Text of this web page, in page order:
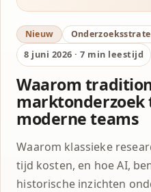
Nieuw
8 juni 2026 · 7 min leestijd
Waarom
marktonderzoek
moderne teams
Waarom klassieke
tijd kosten, en hoe AI,
historische inzichten